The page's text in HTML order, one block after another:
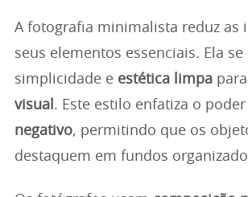
A fotografia minimalista reduz as
seus elementos essenciais. Ela
simplicidade e estética limpa
visual . Este estilo enfatiza o
negativo, permitindo que os
destaquem em fundos